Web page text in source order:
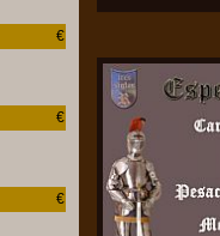
€
€
€